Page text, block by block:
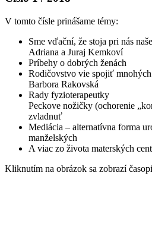
V tomto čísle prinášame témy:
Sme vďační, že stoja pri nás
Adriana a Juraj Kemkoví
Príbehy o dobrých ženách
Rodičovstvo vie spojiť
Barbora Rakovská
Rady fyzioterapeutky
Peckove nožičky (ochorenie
zvladnuť
Mediácia – alternatívna forma
manželských
A viac zo života materských
Kliknutím na obrázok sa zobrazí